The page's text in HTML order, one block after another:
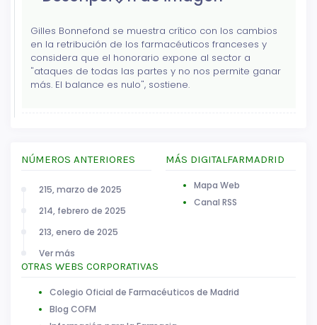
Gilles Bonnefond se muestra crítico con los cambios
en la retribución de los farmacéuticos franceses y
considera que el honorario expone al sector a
"ataques de todas las partes y no nos permite ganar
más. El balance es nulo", sostiene.
NÚMEROS ANTERIORES
215, marzo de 2025
214, febrero de 2025
213, enero de 2025
Ver más
MÁS DIGITALFARMADRID
Mapa Web
Canal RSS
OTRAS WEBS CORPORATIVAS
Colegio Oficial de Farmacéuticos de Madrid
Blog COFM